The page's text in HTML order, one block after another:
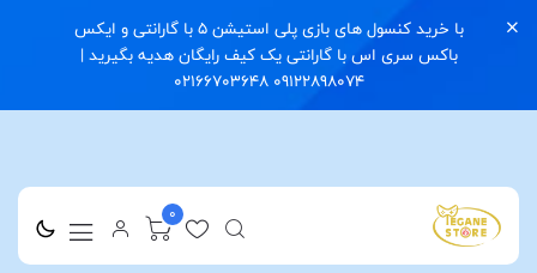
با خرید کنسول های بازی پلی استیشن 5 با گارانتی و ایکس
باکس سری اس با گارانتی یک کیف رایگان هدیه بگیرید |
09122898074 02166703648
0